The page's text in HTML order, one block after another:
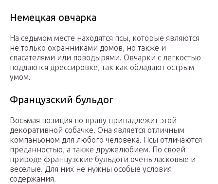
Немецкая овчарка
На седьмом месте находятся псы, которые являются
не только охранниками домов, но также и
спасателями или поводырями. Овчарки с легкостью
поддаются дрессировке, так как обладают острым
умом.
Французский бульдог
Восьмая позиция по праву принадлежит этой
декоративной собачке. Она является отличным
компаньоном для любого человека. Псы отличаются
преданностью, а также дружелюбием. По своей
природе французские бульдоги очень ласковые и
веселые. Для них не нужны особые условия
содержания.